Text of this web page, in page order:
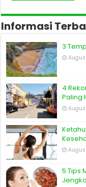
Informasi
3
4
Paling
5 Tips